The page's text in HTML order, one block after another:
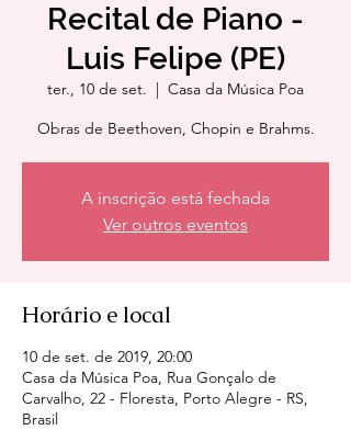
Recital de Piano -
Luis Felipe (PE)
ter., 10 de set.
  |
Casa da Música Poa
Obras de Beethoven, Chopin e Brahms.
A inscrição está fechada
Ver outros eventos
Horário e local
10 de set. de 2019, 20:00
Casa da Música Poa, Rua Gonçalo de
Carvalho, 22 - Floresta, Porto Alegre - RS,
Brasil